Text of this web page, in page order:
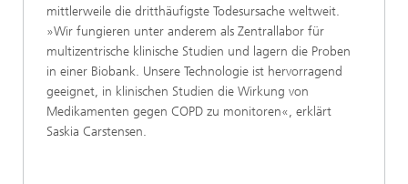
mittlerweile die dritthäufigste Todesursache weltweit.
»Wir fungieren unter anderem als Zentrallabor für
multizentrische klinische Studien und lagern die Proben
in einer Biobank. Unsere Technologie ist hervorragend
geeignet, in klinischen Studien die Wirkung von
Medikamenten gegen COPD zu monitoren«, erklärt
Saskia Carstensen.